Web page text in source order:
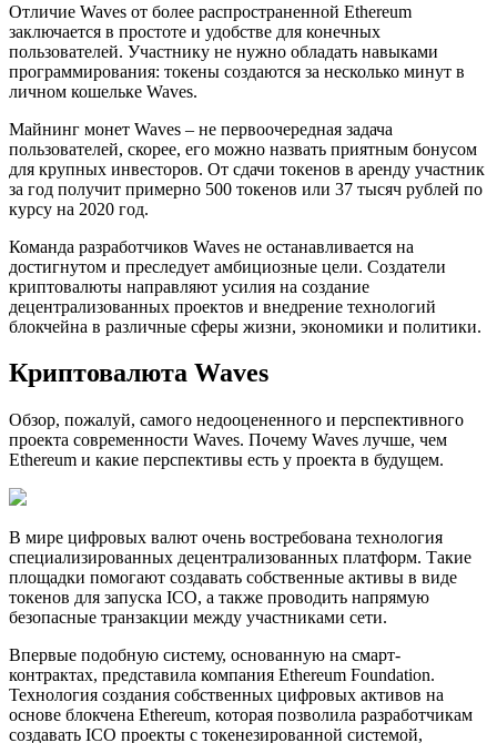
Отличие Waves от более распространенной Ethereum
заключается в простоте и удобстве для конечных
пользователей. Участнику не нужно обладать навыками
программирования: токены создаются за несколько минут в
личном кошельке Waves.
Майнинг монет Waves – не первоочередная задача
пользователей, скорее, его можно назвать приятным бонусом
для крупных инвесторов. От сдачи токенов в аренду участник
за год получит примерно 500 токенов или 37 тысяч рублей по
курсу на 2020 год.
Команда разработчиков Waves не останавливается на
достигнутом и преследует амбициозные цели. Создатели
криптовалюты направляют усилия на создание
децентрализованных проектов и внедрение технологий
блокчейна в различные сферы жизни, экономики и политики.
Криптовалюта Waves
Обзор, пожалуй, самого недооцененного и перспективного
проекта современности Waves. Почему Waves лучше, чем
Ethereum и какие перспективы есть у проекта в будущем.
В мире цифровых валют очень востребована технология
специализированных децентрализованных платформ. Такие
площадки помогают создавать собственные активы в виде
токенов для запуска ICO, а также проводить напрямую
безопасные транзакции между участниками сети.
Впервые подобную систему, основанную на смарт-
контрактах, представила компания Ethereum Foundation.
Технология создания собственных цифровых активов на
основе блокчена Ethereum, которая позволила разработчикам
создавать ICO проекты с токенезированной системой,